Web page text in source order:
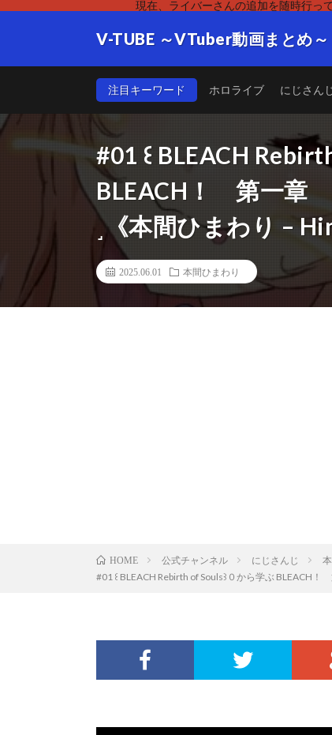
現在、ライバーさんの追加を随時行っ
V-TUBE ～VTuber動画まとめ～
注目キーワード ホロライブ にじさん
#01 ꒰ BLEACH
BLEACH！ 第一章
˼《本間ひまわり –
2025.06.01 本間ひまわり
HOME 公式チャンネル にじさんじ
#01 ꒰ BLEACH Rebirth of Souls꒱０から学ぶ BLEACH